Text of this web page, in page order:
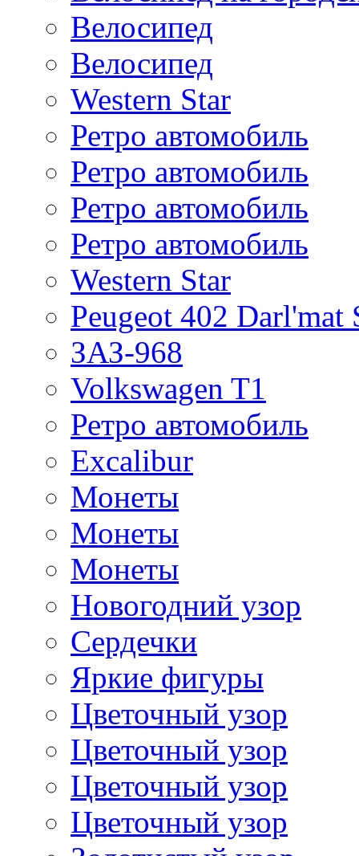
Велосипед
Велосипед
Western Star
Ретро автомобиль
Ретро автомобиль
Ретро автомобиль
Ретро автомобиль
Western Star
Peugeot 402 Darl'mat
ЗАЗ-968
Volkswagen T1
Ретро автомобиль
Excalibur
Монеты
Монеты
Монеты
Новогодний узор
Сердечки
Яркие фигуры
Цветочный узор
Цветочный узор
Цветочный узор
Цветочный узор